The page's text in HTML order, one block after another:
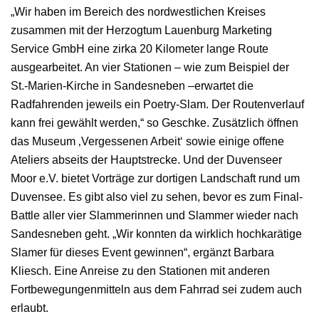
„Wir haben im Bereich des nordwestlichen Kreises
zusammen mit der Herzogtum Lauenburg Marketing
Service GmbH eine zirka 20 Kilometer lange Route
ausgearbeitet. An vier Stationen – wie zum Beispiel der
St.-Marien-Kirche in Sandesneben –erwartet die
Radfahrenden jeweils ein Poetry-Slam. Der Routenverlauf
kann frei gewählt werden,“ so Geschke. Zusätzlich öffnen
das Museum ‚Vergessenen Arbeit‘ sowie einige offene
Ateliers abseits der Hauptstrecke. Und der Duvenseer
Moor e.V. bietet Vorträge zur dortigen Landschaft rund um
Duvensee. Es gibt also viel zu sehen, bevor es zum Final-
Battle aller vier Slammerinnen und Slammer wieder nach
Sandesneben geht. „Wir konnten da wirklich hochkarätige
Slamer für dieses Event gewinnen“, ergänzt Barbara
Kliesch. Eine Anreise zu den Stationen mit anderen
Fortbewegungenmitteln aus dem Fahrrad sei zudem auch
erlaubt.